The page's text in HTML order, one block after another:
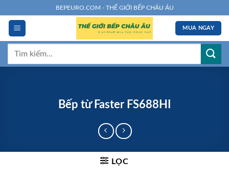
đến
dung
BEPEURO.COM - THẾ GIỚI BẾP CHÂU ÂU
MUA NGAY
Tìm
Bếp từ Faster FS688HI
LỌC